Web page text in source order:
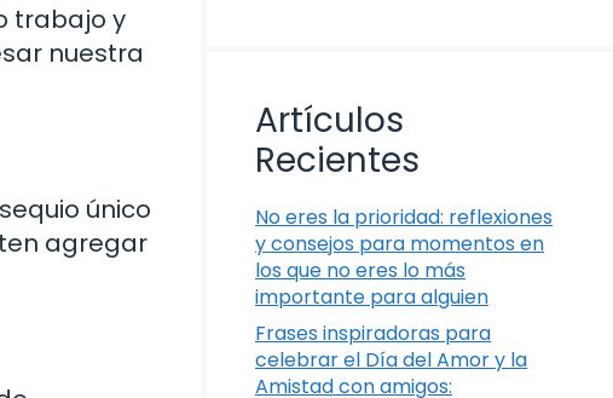
trabajo y
nuestra
único
agregar
Artículos
Recientes
No eres la prioridad: reflexiones
y consejos para momentos en
los que no eres lo más
importante para alguien
Frases inspiradoras para
celebrar el Día del Amor y la
Amistad con amigos: